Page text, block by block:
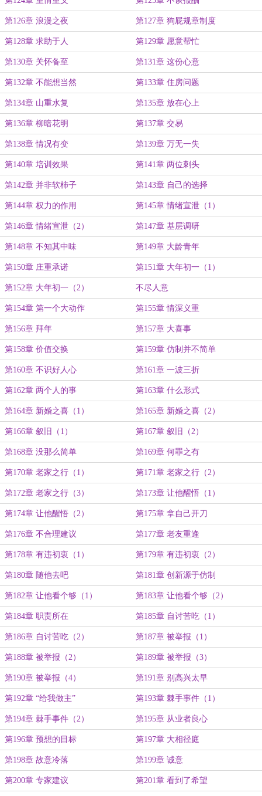
第126章 浪漫之夜 第127章 狗屁规章制度
第128章 求助于人 第129章 愿意帮忙
第130章 关怀备至 第131章 这份心意
第132章 不能想当然 第133章 住房问题
第134章 山重水复 第135章 放在心上
第136章 柳暗花明 第137章 交易
第138章 情况有变 第139章 万无一失
第140章 培训效果 第141章 两位刺头
第142章 并非软柿子 第143章 自己的选择
第144章 权力的作用 第145章 情绪宣泄（1）
第146章 情绪宣泄（2） 第147章 基层调研
第148章 不知其中味 第149章 大龄青年
第150章 庄重承诺 第151章 大年初一（1）
第152章 大年初一（2） 不尽人意
第154章 第一个大动作 第155章 情深义重
第156章 拜年 第157章 大喜事
第158章 价值交换 第159章 仿制并不简单
第160章 不识好人心 第161章 一波三折
第162章 两个人的事 第163章 什么形式
第164章 新婚之喜（1） 第165章 新婚之喜（2）
第166章 叙旧（1） 第167章 叙旧（2）
第168章 没那么简单 第169章 何罪之有
第170章 老家之行（1） 第171章 老家之行（2）
第172章 老家之行（3） 第173章 让他醒悟（1）
第174章 让他醒悟（2） 第175章 拿自己开刀
第176章 不合理建议 第177章 老友重逢
第178章 有违初衷（1） 第179章 有违初衷（2）
第180章 随他去吧 第181章 创新源于仿制
第182章 让他看个够（1） 第183章 让他看个够（2）
第184章 职责所在 第185章 自讨苦吃（1）
第186章 自讨苦吃（2） 第187章 被举报（1）
第188章 被举报（2） 第189章 被举报（3）
第190章 被举报（4） 第191章 别高兴太早
第192章 “给我做主” 第193章 棘手事件（1）
第194章 棘手事件（2） 第195章 从业者良心
第196章 预想的目标 第197章 大相径庭
第198章 故意冷落 第199章 诚意
第200章 专家建议 第201章 看到了希望